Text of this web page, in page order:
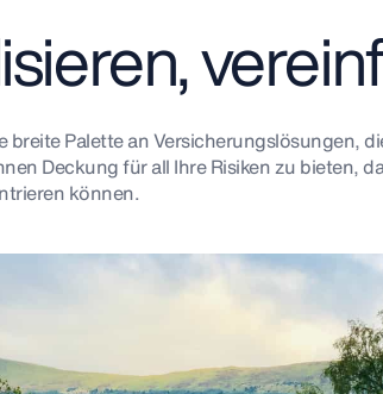
breite Palette an Versicherungslösungen,
Deckung für all Ihre Risiken zu bieten,
können.